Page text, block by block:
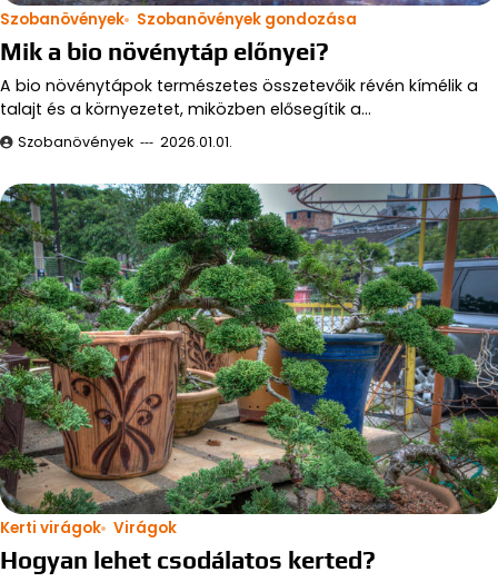
Szobanövények Szobanövények gondozása
Mik a bio növénytáp előnyei?
A bio növénytápok természetes összetevőik révén kímélik a
talajt és a környezetet, miközben elősegítik a…
Szobanövények 2026.01.01.
Kerti virágok Virágok
Hogyan lehet csodálatos kerted?